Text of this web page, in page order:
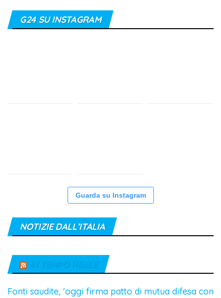
G24 SU INSTAGRAM
Guarda su Instagram
NOTIZIE DALL’ITALIA
IN TEMPO REALE
Fonti saudite, 'oggi firma patto di mutua difesa con